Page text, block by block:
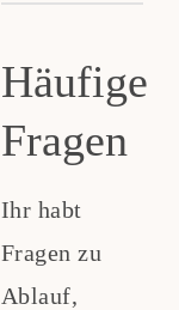
Häufige
Fragen
Ihr habt
Fragen zu
Ablauf,